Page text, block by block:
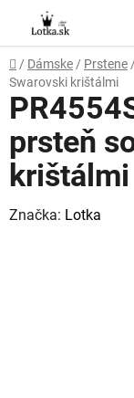
obsah
Domov
/ Dámske / Prstene /
Swarovski krištálmi
prsteň
krištálmi
Značka: Lotka